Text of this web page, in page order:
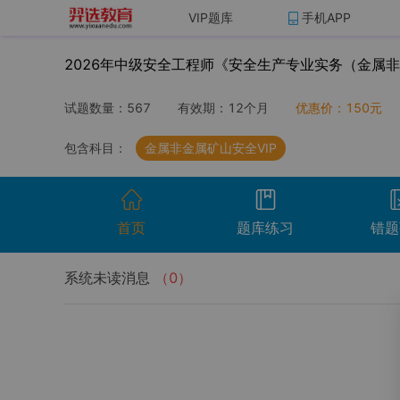
VIP题库 手机APP
2026年中级安全工程师《安全生产专业实务（金属
试题数量： 567 有效期： 12个月 优惠价： 150元
包含科目： 金属非金属矿山安全VIP
首页 题库练习 错
系统未读消息 （0）